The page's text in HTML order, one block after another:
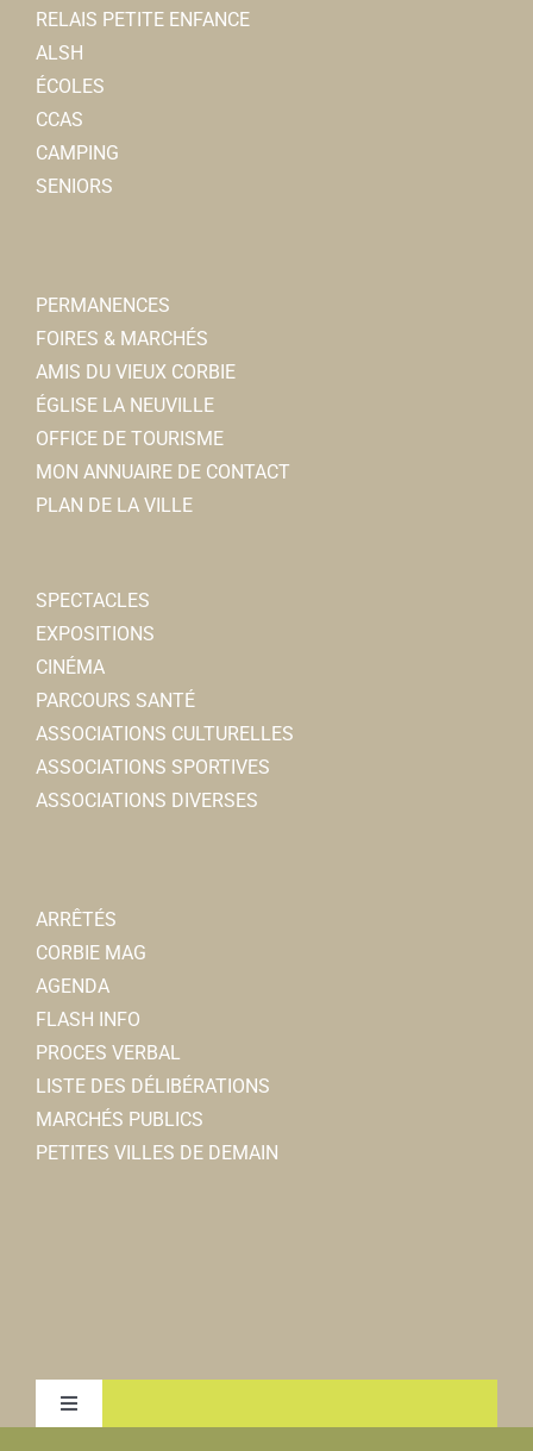
RELAIS PETITE ENFANCE
ALSH
ÉCOLES
CCAS
CAMPING
SENIORS
PERMANENCES
FOIRES & MARCHÉS
AMIS DU VIEUX CORBIE
ÉGLISE LA NEUVILLE
OFFICE DE TOURISME
MON ANNUAIRE DE CONTACT
PLAN DE LA VILLE
SPECTACLES
EXPOSITIONS
CINÉMA
PARCOURS SANTÉ
ASSOCIATIONS CULTURELLES
ASSOCIATIONS SPORTIVES
ASSOCIATIONS DIVERSES
ARRÊTÉS
CORBIE MAG
AGENDA
FLASH INFO
PROCES VERBAL
LISTE DES DÉLIBÉRATIONS
MARCHÉS PUBLICS
PETITES VILLES DE DEMAIN
Toggle